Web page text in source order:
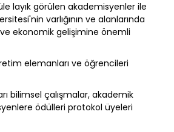
layık görülen akademisyenler ile
varlığının ve alanlarında
ekonomik gelişimine önemli
elemanları ve öğrencileri
bilimsel çalışmalar, akademik
ödülleri protokol üyeleri